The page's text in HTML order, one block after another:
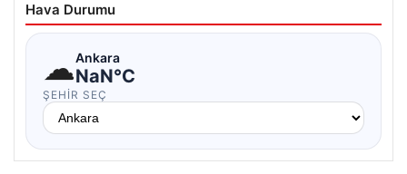
Hava Durumu
☁Ankara
NaN°C
ŞEHIR SEÇ